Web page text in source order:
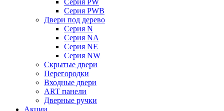
Серия PW
Серия PWB
Двери под дерево
Серия N
Серия NA
Серия NE
Серия NW
Скрытые двери
Перегородки
Входные двери
ART панели
Дверные ручки
Акции